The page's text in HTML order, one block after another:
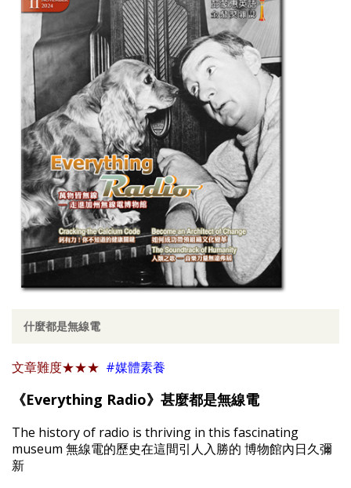
什麼都是無線電
文章難度★★★ #媒體素養
《Everything Radio》甚麼都是無線電
The history of radio is thriving in this fascinating
museum 無線電的歷史在這間引人入勝的 博物館內日久彌
新